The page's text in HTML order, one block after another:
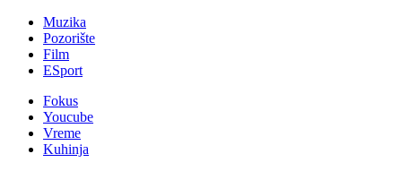
Muzika
Pozorište
Film
ESport
Fokus
Youcube
Vreme
Kuhinja